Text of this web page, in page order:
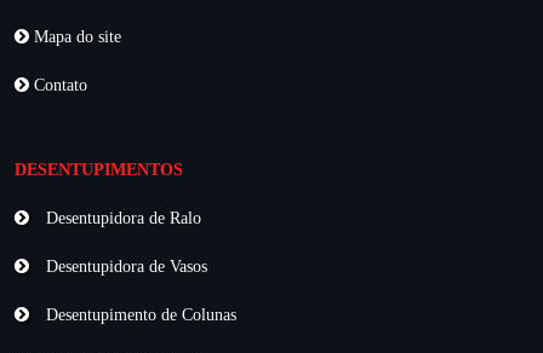
Mapa do site
Contato
DESENTUPIMENTOS
Desentupidora de Ralo
Desentupidora de Vasos
Desentupimento de Colunas